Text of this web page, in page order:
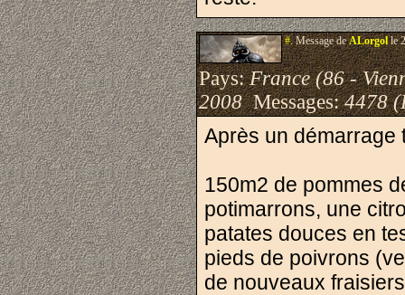
#.Message deALorgolle
Pays:France (86 -
2008Messages:4478
Après un démarrage
150m2 de pommes
potimarrons, une
patates douces en
pieds de poivrons
de nouveaux